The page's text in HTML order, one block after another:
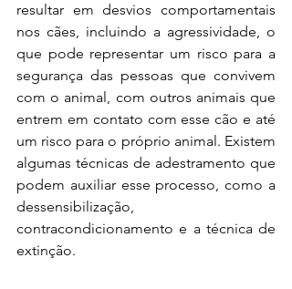
resultar em desvios comportamentais
nos cães, incluindo a agressividade, o
que pode representar um risco para a
segurança das pessoas que convivem
com o animal, com outros animais que
entrem em contato com esse cão e até
um risco para o próprio animal. Existem
algumas técnicas de adestramento que
podem auxiliar esse processo, como a
dessensibilização,
contracondicionamento e a técnica de
extinção.